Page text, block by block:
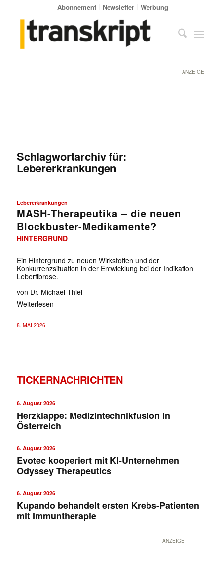
Abonnement Newsletter Werbung
ANZEIGE
Schlagwortarchiv für:
Lebererkrankungen
Lebererkrankungen
MASH-Therapeutika – die neuen
Blockbuster-Medikamente?
HINTERGRUND
Ein Hintergrund zu neuen Wirkstoffen und der
Konkurrenzsituation in der Entwicklung bei der Indikation
Leberfibrose.
von Dr. Michael Thiel
Weiterlesen
8. MAI 2026
TICKERNACHRICHTEN
6. August 2026
Herzklappe: Medizintechnikfusion in
Österreich
6. August 2026
Evotec kooperiert mit KI-Unternehmen
Odyssey Therapeutics
6. August 2026
Kupando behandelt ersten Krebs-Patienten
mit Immuntherapie
ANZEIGE